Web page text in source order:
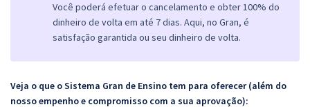
Você poderá efetuar o cancelamento e obter 100% do
dinheiro de volta em até 7 dias. Aqui, no Gran, é
satisfação garantida ou seu dinheiro de volta.
Veja o que o Sistema Gran de Ensino tem para oferecer (além do
nosso empenho e compromisso com a sua aprovação):